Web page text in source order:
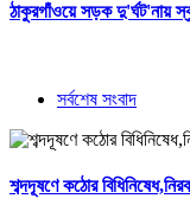
ঠাকুরগাঁওয়ে সড়ক দু'র্ঘট'নায়
সর্বশেষ সংবাদ
শব্দদূষণে কঠোর